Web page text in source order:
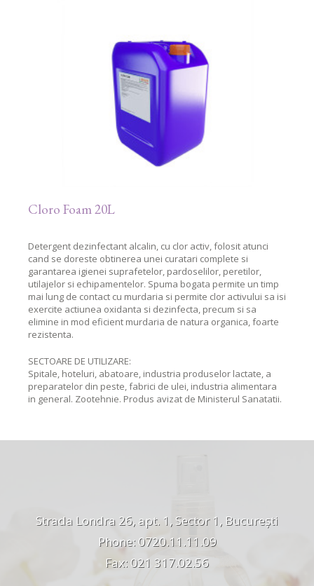
Cloro Foam 20L
Detergent dezinfectant alcalin, cu clor activ, folosit atunci
cand se doreste obtinerea unei curatari complete si
garantarea igienei suprafetelor, pardoselilor, peretilor,
utilajelor si echipamentelor. Spuma bogata permite un timp
mai lung de contact cu murdaria si permite clor activului sa isi
exercite actiunea oxidanta si dezinfecta, precum si sa
elimine in mod eficient murdaria de natura organica, foarte
rezistenta.
SECTOARE DE UTILIZARE:
Spitale, hoteluri, abatoare, industria produselor lactate, a
preparatelor din peste, fabrici de ulei, industria alimentara
in general. Zootehnie. Produs avizat de Ministerul Sanatatii.
Strada Londra 26, apt. 1, Sector 1, București
Phone: 0720.11.11.09
Fax: 021 317.02.56